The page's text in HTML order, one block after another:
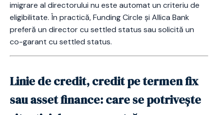
imigrare al directorului nu este automat un criteriu de
eligibilitate. În practică, Funding Circle și Allica Bank
preferă un director cu settled status sau solicită un
co-garant cu settled status.
Linie de credit, credit pe termen fix
sau asset finance: care se potrivește